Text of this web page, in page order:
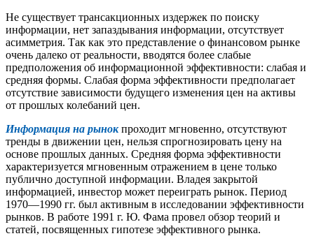
Не существует трансакционных издержек по поиску
информации, нет запаздывания информации, отсутствует
асимметрия. Так как это представление о финансовом рынке
очень далеко от реальности, вводятся более слабые
предположения об информационной эффективности: слабая и
средняя формы. Слабая форма эффективности предполагает
отсутствие зависимости будущего изменения цен на активы
от прошлых колебаний цен.
Информация на рынок проходит мгновенно, отсутствуют
тренды в движении цен, нельзя спрогнозировать цену на
основе прошлых данных. Средняя форма эффективности
характеризуется мгновенным отражением в цене только
публично доступной информации. Владея закрытой
информацией, инвестор может переиграть рынок. Период
1970—1990 гг. был активным в исследовании эффективности
рынков. В работе 1991 г. Ю. Фама провел обзор теорий и
статей, посвященных гипотезе эффективного рынка.